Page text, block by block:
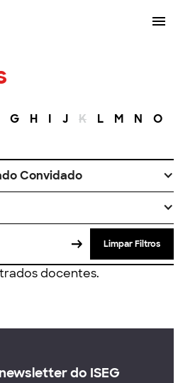
G H I J K L M N O
Convidado
Limpar Filtros
docentes.
do ISEG